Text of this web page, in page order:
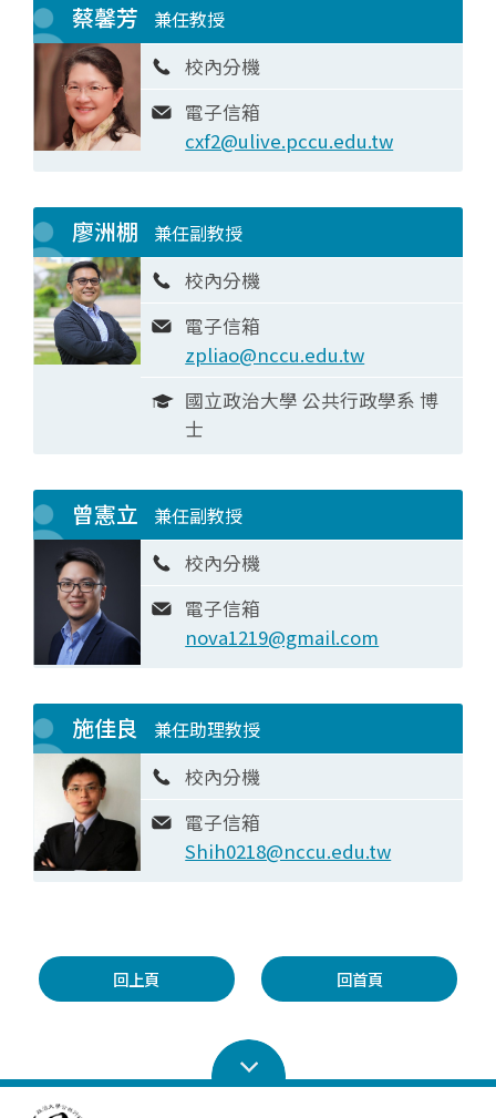
蔡馨芳 兼任教授
校內分機
電子信箱
cxf2@ulive.pccu.edu.tw
廖洲棚 兼任副教授
校內分機
電子信箱
zpliao@nccu.edu.tw
國立政治大學 公共行政學系 博
士
曾憲立 兼任副教授
校內分機
電子信箱
nova1219@gmail.com
施佳良 兼任助理教授
校內分機
電子信箱
Shih0218@nccu.edu.tw
回上頁 回首頁